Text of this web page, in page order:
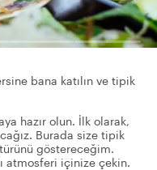
bana katılın ve tipik
hazır olun. İlk olarak,
Burada size tipik
göstereceğim.
atmosferi içinize çekin.